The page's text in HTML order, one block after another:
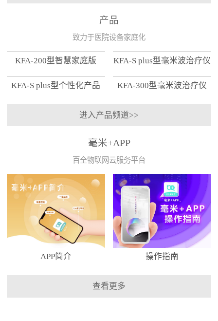
产品
致力于医院设备家庭化
KFA-200型智慧家庭版 KFA-S plus型毫米波治疗仪
KFA-S plus型个性化产品
KFA-300型毫米波治疗仪
进入产品频道>>
毫米+APP
百全物联网云服务平台
APP简介 操作指南
查看更多